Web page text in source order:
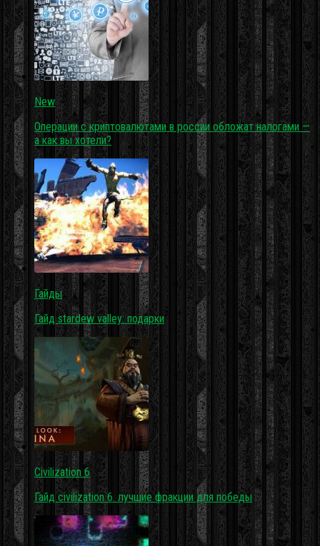
New
Операции с криптовалютами в россии обложат налогами —
а как вы хотели?
Гайды
Гайд stardew valley: подарки
Civilization 6
Гайд civilization 6. лучшие фракции для победы